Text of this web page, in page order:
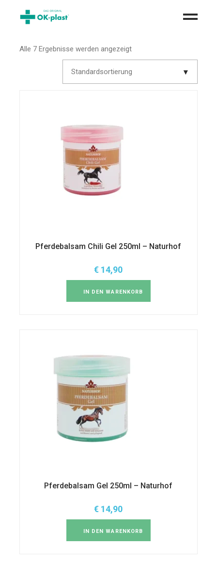
Alle 7 Ergebnisse werden angezeigt
Standardsortierung
Pferdebalsam Chili Gel 250ml – Naturhof
€ 14,90
IN DEN WARENKORB
Pferdebalsam Gel 250ml – Naturhof
€ 14,90
IN DEN WARENKORB